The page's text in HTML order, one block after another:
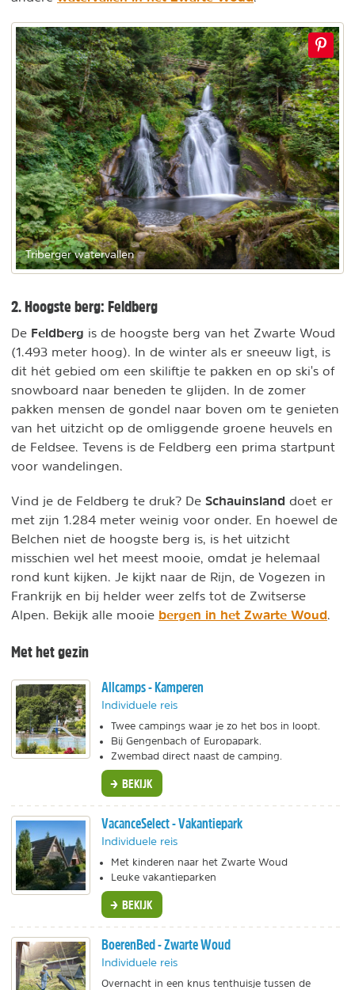
Triberger watervallen
2. Hoogste berg: Feldberg
De Feldberg is de hoogste berg van het Zwarte Woud
(1.493 meter hoog). In de winter als er sneeuw ligt, is
dit hét gebied om een skiliftje te pakken en op ski's of
snowboard naar beneden te glijden. In de zomer
pakken mensen de gondel naar boven om te genieten
van het uitzicht op de omliggende groene heuvels en
de Feldsee. Tevens is de Feldberg een prima startpunt
voor wandelingen.
Vind je de Feldberg te druk? De Schauinsland doet er
met zijn 1.284 meter weinig voor onder. En hoewel de
Belchen niet de hoogste berg is, is het uitzicht
misschien wel het meest mooie, omdat je helemaal
rond kunt kijken. Je kijkt naar de Rijn, de Vogezen in
Frankrijk en bij helder weer zelfs tot de Zwitserse
Alpen. Bekijk alle mooie bergen in het Zwarte Woud
Met het gezin
Allcamps - Kamperen
Individuele reis
Twee campings waar je zo het bos in loopt.
Bij Gengenbach of Europapark.
Zwembad direct naast de camping.
BEKIJK
VacanceSelect - Vakantiepark
Individuele reis
Met kinderen naar het Zwarte Woud
Leuke vakantieparken
BEKIJK
BoerenBed - Zwarte Woud
Individuele reis
Overnacht in een knus tenthuisje tussen de